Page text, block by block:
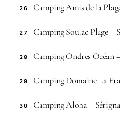
26 Camping Amis de la
27 Camping Soulac Plage –
28 Camping Ondres Océan
29 Camping Domaine La
30 Camping Aloha –